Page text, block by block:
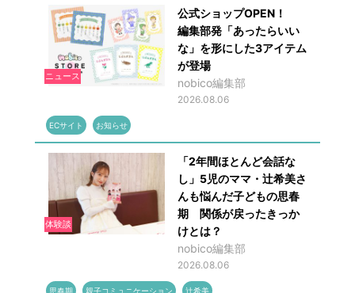
ニュース
公式ショップOPEN！
編集部発「あったらいい
な」を形にした3アイテム
が登場
nobico編集部
2026.08.06
ECサイト お知らせ
体験談
「2年間ほとんど会話な
し」5児のママ・辻希美さ
んも悩んだ子どもの思春
期 関係が戻ったきっか
けとは？
nobico編集部
2026.08.06
思春期 親子コミュニケーション 辻希美